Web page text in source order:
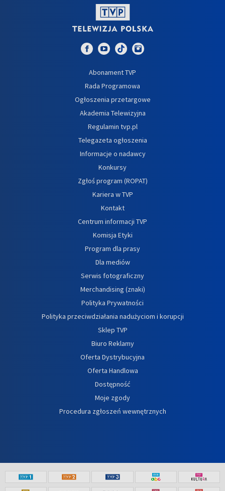
Abonament TVP
Rada Programowa
Ogłoszenia przetargowe
Akademia Telewizyjna
Regulamin tvp.pl
Telegazeta ogłoszenia
Informacje o nadawcy
Konkursy
Zgłoś program (ROPAT)
Kariera w TVP
Kontakt
Centrum informacji TVP
Komisja Etyki
Program dla prasy
Dla mediów
Serwis fotograficzny
Merchandising (znaki)
Polityka Prywatności
Polityka przeciwdziałania nadużyciom i korupcji
Sklep TVP
Biuro Reklamy
Oferta Dystrybucyjna
Oferta Handlowa
Dostępność
Moje zgody
Procedura zgłoszeń wewnętrznych